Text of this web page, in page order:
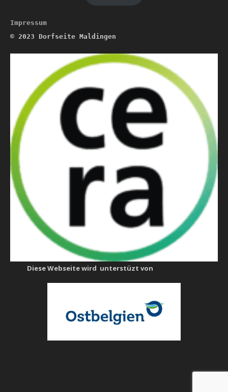
Impressum
© 2023
Dorfseite Maldingen
Diese Webseite wird unterstüzt von